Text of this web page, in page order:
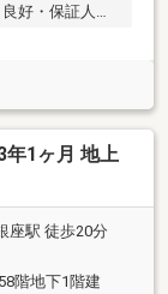
好・保証人不
年1ヶ月 地上
座駅 徒歩20分
階地下1階建